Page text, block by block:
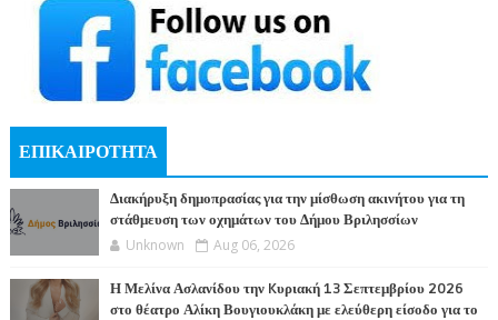
ΕΠΙΚΑΙΡΟΤΗΤΑ
Διακήρυξη δημοπρασίας για την μίσθωση ακινήτου για τη
στάθμευση των οχημάτων του Δήμου Βριλησσίων
Unknown Aug 06, 2026
Η Μελίνα Ασλανίδου την Kυριακή 13 Σεπτεμβρίου 2026
στο θέατρο Αλίκη Βουγιουκλάκη με ελεύθερη είσοδο για το